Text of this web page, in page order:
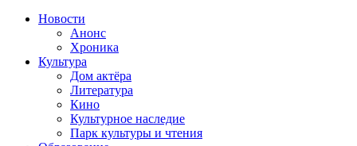
Новости
Анонс
Хроника
Культура
Дом актёра
Литература
Кино
Культурное наследие
Парк культуры и чтения